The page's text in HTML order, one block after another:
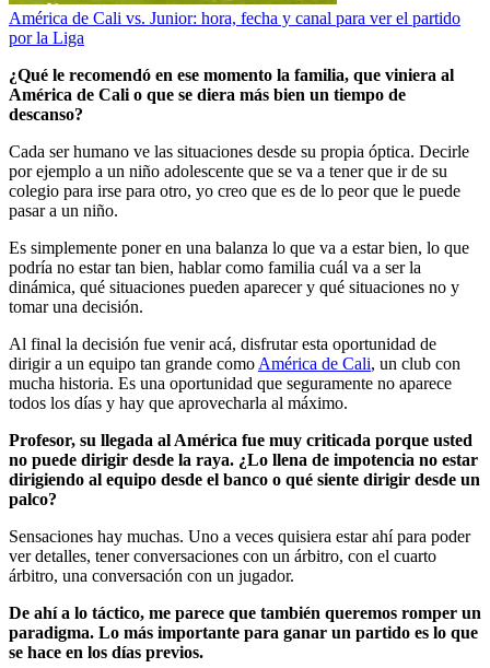
América de Cali vs. Junior: hora, fecha y canal para ver el partido
por la Liga
¿Qué le recomendó en ese momento la familia, que viniera al
América de Cali o que se diera más bien un tiempo de
descanso?
Cada ser humano ve las situaciones desde su propia óptica. Decirle
por ejemplo a un niño adolescente que se va a tener que ir de su
colegio para irse para otro, yo creo que es de lo peor que le puede
pasar a un niño.
Es simplemente poner en una balanza lo que va a estar bien, lo que
podría no estar tan bien, hablar como familia cuál va a ser la
dinámica, qué situaciones pueden aparecer y qué situaciones no y
tomar una decisión.
Al final la decisión fue venir acá, disfrutar esta oportunidad de
dirigir a un equipo tan grande como América de Cali, un club con
mucha historia. Es una oportunidad que seguramente no aparece
todos los días y hay que aprovecharla al máximo.
Profesor, su llegada al América fue muy criticada porque usted
no puede dirigir desde la raya. ¿Lo llena de impotencia no estar
dirigiendo al equipo desde el banco o qué siente dirigir desde un
palco?
Sensaciones hay muchas. Uno a veces quisiera estar ahí para poder
ver detalles, tener conversaciones con un árbitro, con el cuarto
árbitro, una conversación con un jugador.
De ahí a lo táctico, me parece que también queremos romper un
paradigma. Lo más importante para ganar un partido es lo que
se hace en los días previos.